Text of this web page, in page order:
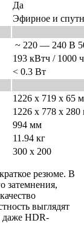
Да
Эфирное и
~ 220 — 240 В
193 кВтч / 1000 ч
< 0.3 Вт
1226 x 719 x 65
1226 x 778 x
994 мм
11.94 кг
300 х 200
резюме. В
затемнения,
выглядят
даже HDR-